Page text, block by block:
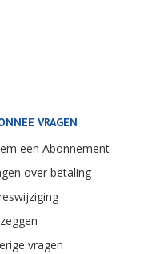
VRAGEN
een Abonnement
over betaling
vragen